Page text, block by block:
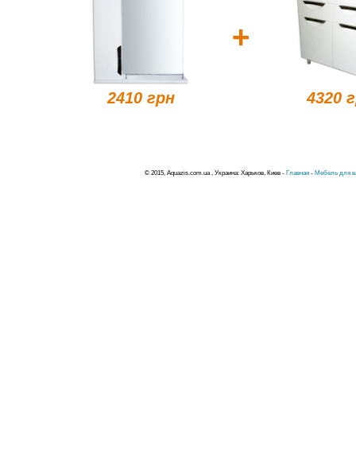
2410 грн
+
4320
© 2015, Aquazis.com.ua , Украина: Харьков, Киев - Главная- Мебель для